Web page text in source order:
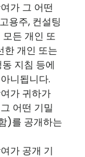
가 그 어떤
용주, 컨설팅
든 개인 또
한 개인 또는
지침 등에
니됩니다.
가 귀하가
어떤 기밀
)를 공개하는
가 공개 기